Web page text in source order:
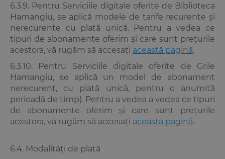
6.3.9. Pentru Serviciile digitale oferite de Biblioteca
Hamangiu, se aplică modele de tarife recurente și
nerecurente cu plată unică. Pentru a vedea ce
tipuri de abonamente oferim și care sunt prețurile
acestora, vă rugăm să accesați această pagină.
6.3.10. Pentru Serviciile digitale oferite de Grile
Hamangiu, se aplică un model de abonament
nerecurent, cu plată unică, pentru o anumită
perioadă de timp). Pentru a vedea a vedea ce tipuri
de abonamente oferim și care sunt prețurile
acestora, vă rugăm să accesați această pagină.
6.4. Modalități de plată